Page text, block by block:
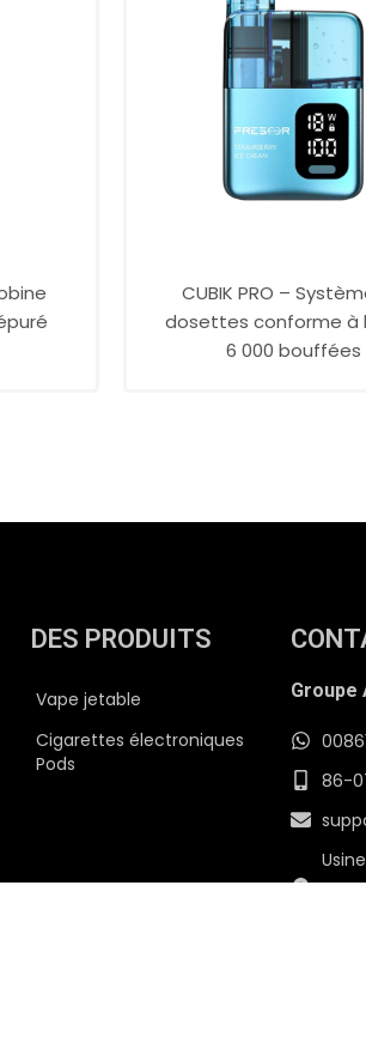
CUBIK PRO –
dosettes conforme à
6 000 bouffées
DES PRODUITS
Vape jetable
Cigarettes électroniques
Pods
Groupe
86-